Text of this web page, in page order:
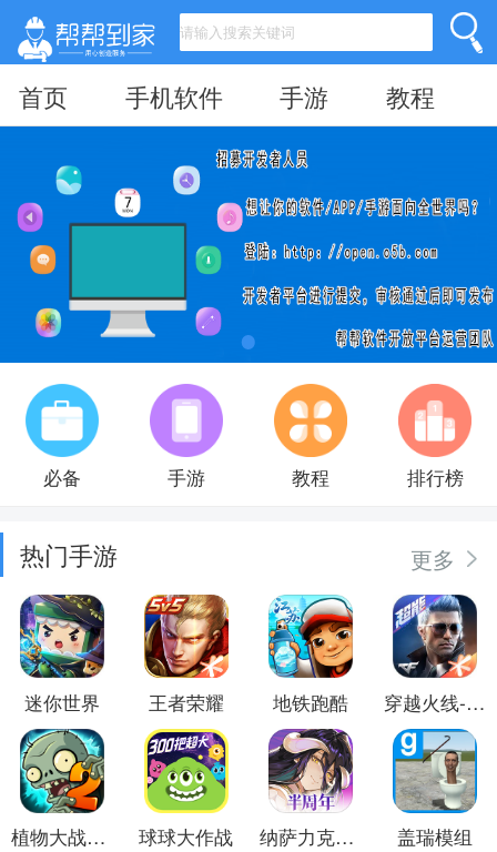
首页 手机软件 手游 教程
必备 手游 教程 排行榜
热门手游 更多
迷你世界 王者荣耀 地铁跑酷 穿越火线-枪战王者
植物大战僵尸2 球球大作战 纳萨力克之王 盖瑞模组